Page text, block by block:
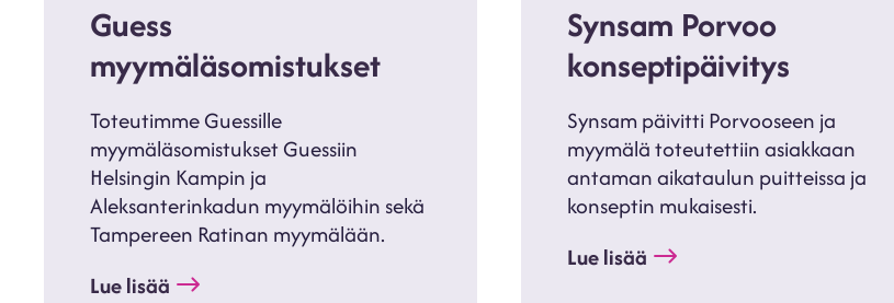
Guess
myymäläsomistukset
Toteutimme Guessille
myymäläsomistukset Guessiin
Helsingin Kampin ja
Aleksanterinkadun myymälöihin sekä
Tampereen Ratinan myymälään.
Lue lisää
Synsam Porvoo
konseptipäivitys
Synsam päivitti Porvooseen ja
myymälä toteutettiin asiakkaan
antaman aikataulun puitteissa ja
konseptin mukaisesti.
Lue lisää